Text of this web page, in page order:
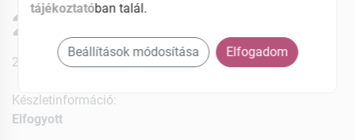
29779 Ft
27% ÁFÁ-val , [29779 Ft/db]
Készletinformáció:
Elfogyott
tájékoztatóban talál.
Beállítások módosítása Elfogadom